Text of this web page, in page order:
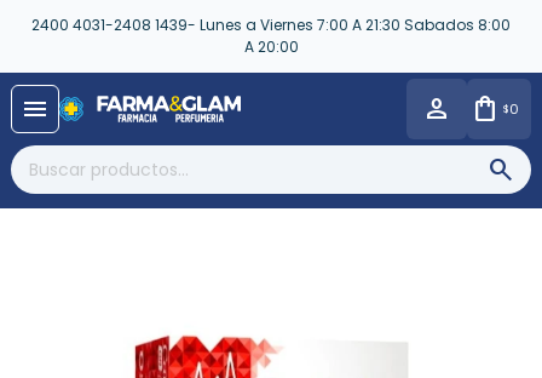
2400 4031-2408 1439- Lunes a Viernes 7:00 A 21:30 Sabados 8:00
A 20:00
menu $0